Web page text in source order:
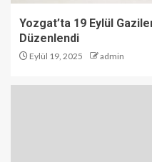
Yozgat’ta 19 Eylül
Düzenlendi
Eylül 19, 2025 admin